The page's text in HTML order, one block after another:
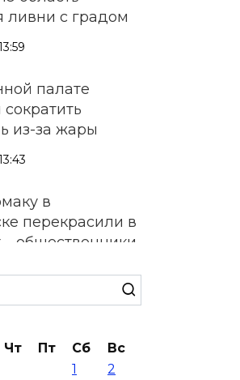
ливни с градом
палате
из-за жары
в
перекрасили в
общественники
события
Чт Пт Сб
Вс
1
2